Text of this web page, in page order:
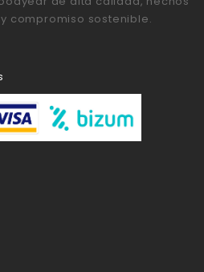
compromiso sostenible.